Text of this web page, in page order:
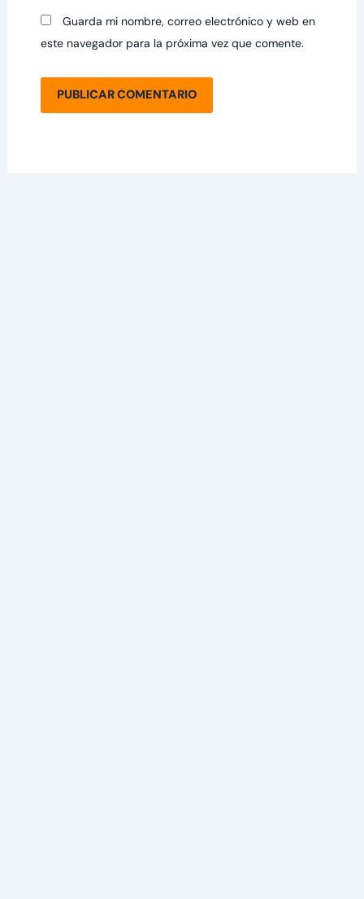
Guarda mi nombre, correo electrónico y web en
este navegador para la próxima vez que comente.